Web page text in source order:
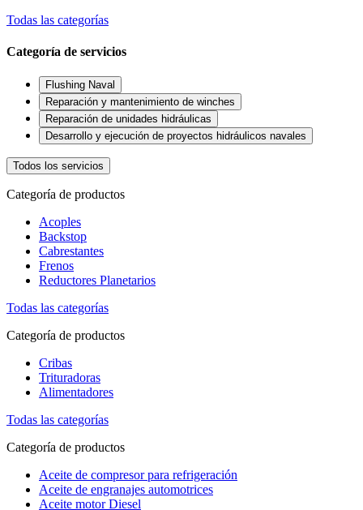
Todas las categorías
Categoría de servicios
Flushing Naval
Reparación y mantenimiento de winches
Reparación de unidades hidráulicas
Desarrollo y ejecución de proyectos hidráulicos navales
Todos los servicios
Categoría de productos
Acoples
Backstop
Cabrestantes
Frenos
Reductores Planetarios
Todas las categorías
Categoría de productos
Cribas
Trituradoras
Alimentadores
Todas las categorías
Categoría de productos
Aceite de compresor para refrigeración
Aceite de engranajes automotrices
Aceite motor Diesel